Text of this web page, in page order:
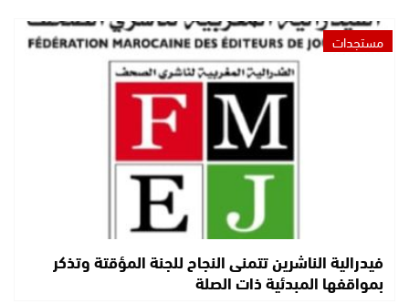
مستجدات
فيدرالية الناشرين تتمنى النجاح للجنة المؤقتة وتذكر
بمواقفها المبدئية ذات الصلة